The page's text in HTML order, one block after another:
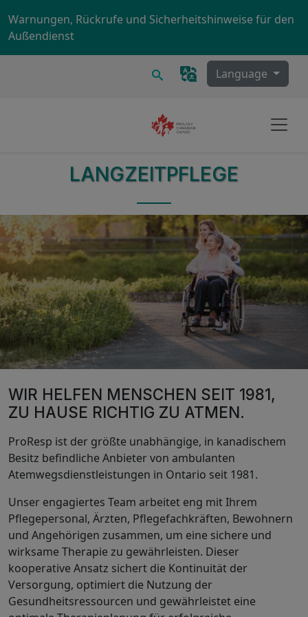
Warnungen, Rückrufe und Sicherheitshinweise für den
Außendienst
Suchen Language
LANGZEITPFLEGE
WIR HELFEN MENSCHEN SEIT 1981,
ZU HAUSE RICHTIG ZU ATMEN.
ProResp ist der größte unabhängige, in kanadischem
Besitz befindliche Anbieter von ambulanten
Atemwegsdienstleistungen in Ontario seit 1981.
Unser engagiertes Team arbeitet eng mit Ihrem
Pflegepersonal, Ärzten, Pflegefachkräften, Bewohnern
und Angehörigen zusammen, um eine sichere und
wirksame Therapie zu gewährleisten. Dieser
kooperative Ansatz sichert die Kontinuität der
Versorgung, optimiert die Nutzung der
Gesundheitsressourcen und gewährleistet eine